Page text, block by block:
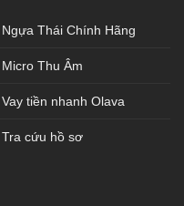
Ngựa Thái Chính Hãng
Micro Thu Âm
Vay tiền nhanh Olava
Tra cứu hồ sơ